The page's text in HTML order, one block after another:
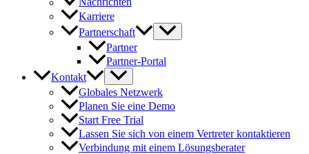
Karriere
Partnerschaft
Partner
Partner-Portal
Kontakt
Globales Netzwerk
Planen Sie eine Demo
Start Free Trial
Lassen Sie sich von einem Vertreter kontaktieren
Verbindung mit einem Lösungsberater